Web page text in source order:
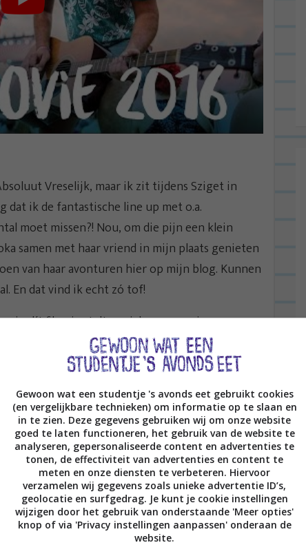
Vreselijk, maar ik zit tijdens Sziget in
dat ik de fantastische line up met o.a.
moet missen?! Nou, om die pijn een klein
samen met haar vriend in mijn plaats genieten
van haar avonturen hier op mijn blog. Kunnen
En dat vind ik echt zó tof!
in dít filmpje stelt ze zich even aan je voor:
Gewoon wat een studentje 's avonds eet gebruikt cookies
(en vergelijkbare technieken) om informatie op te slaan en
in te zien. Deze gegevens gebruiken wij om onze website
goed te laten functioneren, het gebruik van de website te
analyseren, gepersonaliseerde content en advertenties te
tonen, de effectiviteit van advertenties en content te
meten en onze diensten te verbeteren. Hiervoor
verzamelen wij gegevens zoals unieke advertentie ID’s,
geolocatie en surfgedrag. Je kunt je cookie instellingen
wijzigen door het gebruik van onderstaande 'Meer opties'
knop of via 'Privacy instellingen aanpassen' onderaan de
website.